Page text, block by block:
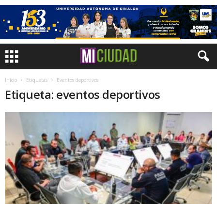
Inicio Etiquetas Eventos deportivos
Etiqueta: eventos deportivos